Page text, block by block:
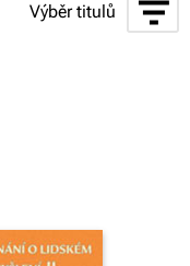
Výběr titulů